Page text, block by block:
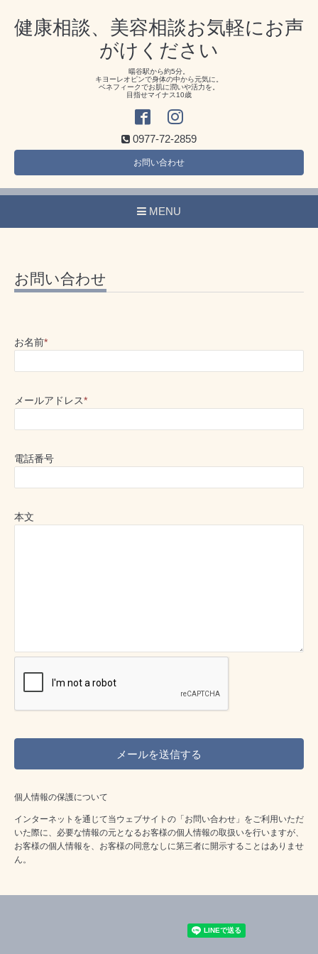
健康相談、美容相談お気軽にお声
がけください
暘谷駅から約5分。
キヨーレオピンで身体の中から元気に。
ベネフィークでお肌に潤いや活力を。
目指せマイナス10歳
0977-72-2859
お問い合わせ
MENU
お問い合わせ
お名前*
メールアドレス*
電話番号
本文
個人情報の保護について
インターネットを通じて当ウェブサイトの「お問い合わせ」をご利用いただ
いた際に、必要な情報の元となるお客様の個人情報の取扱いを行いますが、
お客様の個人情報を、お客様の同意なしに第三者に開示することはありませ
ん。